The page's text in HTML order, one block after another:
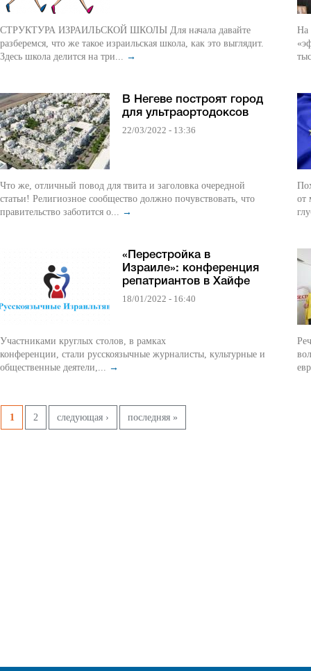
СТРУКТУРА ИЗРАИЛЬСКОЙ ШКОЛЫ Для начала давайте
разберемся, что же такое израильская школа, как это выглядит.
Здесь школа делится на три... →
В Негеве построят город
для ультраортодоксов
22/03/2022 - 13:36
Что же, отличный повод для твита и заголовка очередной
статьи! Религиозное сообщество должно почувствовать, что
правительство заботится о... →
«Перестройка в
Израиле»: конференция
репатриантов в Хайфе
18/01/2022 - 16:40
Участниками круглых столов, в рамках
конференции, стали русскоязычные журналисты, культурные и
общественные деятели,... →
На
от
Pages
1 2 следующая › последняя »